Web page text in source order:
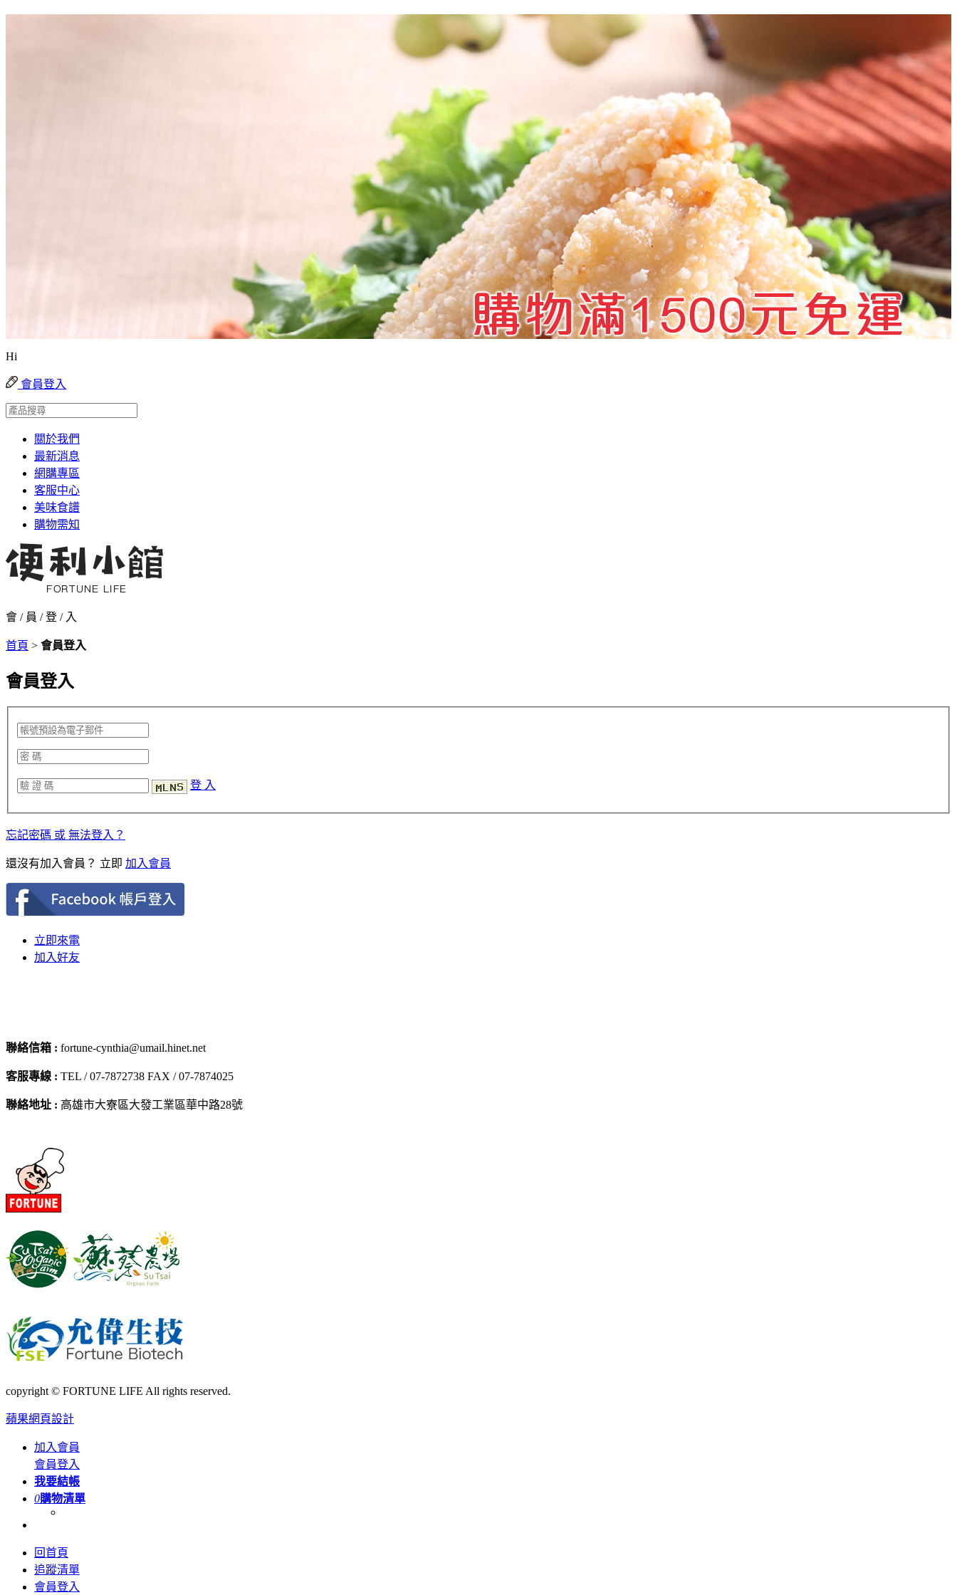
Hi
會員登入
關於我們
最新消息
網購專區
客服中心
美味食譜
購物需知
會 / 員 / 登 / 入
首頁 > 會員登入
會員登入
登 入
忘記密碼 或 無法登入？
還沒有加入會員？ 立即 加入會員
立即來電
加入好友
聯絡信箱 : fortune-cynthia@umail.hinet.net
客服專線 : TEL / 07-7872738 FAX / 07-7874025
聯絡地址 : 高雄市大寮區大發工業區華中路28號
copyright © FORTUNE LIFE All rights reserved.
蘋果網頁設計
加入會員
會員登入
我要結帳
0購物清單
回首頁
追蹤清單
會員登入